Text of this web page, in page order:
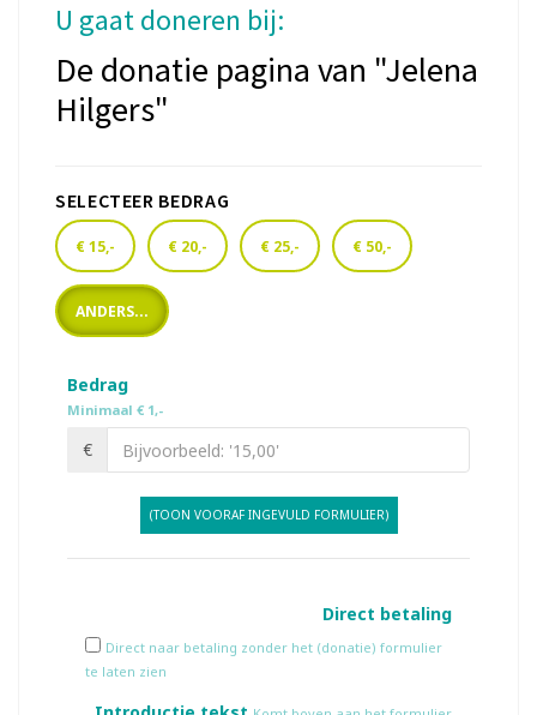
U gaat doneren bij:
De donatie pagina van "Jelena
Hilgers"
SELECTEER BEDRAG
€ 15,- € 20,- € 25,- € 50,-
ANDERS...
Bedrag
Minimaal € 1,-
€
(TOON VOORAF INGEVULD FORMULIER)
Direct betaling
Direct naar betaling zonder het (donatie) formulier
te laten zien